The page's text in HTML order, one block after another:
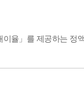
율」를 제공하는 정